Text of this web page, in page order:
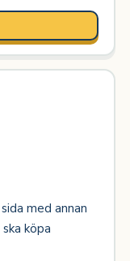
med annan
köpa